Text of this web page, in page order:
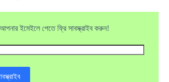
ইমেইলে পেতে ফ্রি সাবস্ক্রাইব করুন!